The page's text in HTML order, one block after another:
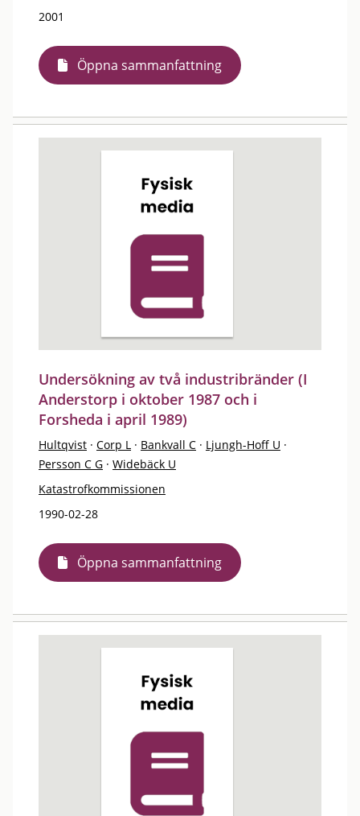
2001
Öppna sammanfattning
Undersökning av två industribränder (I
Anderstorp i oktober 1987 och i
Forsheda i april 1989)
Hultqvist · Corp L · Bankvall C · Ljungh-Hoff U ·
Persson C G · Widebäck U
Katastrofkommissionen
1990-02-28
Öppna sammanfattning